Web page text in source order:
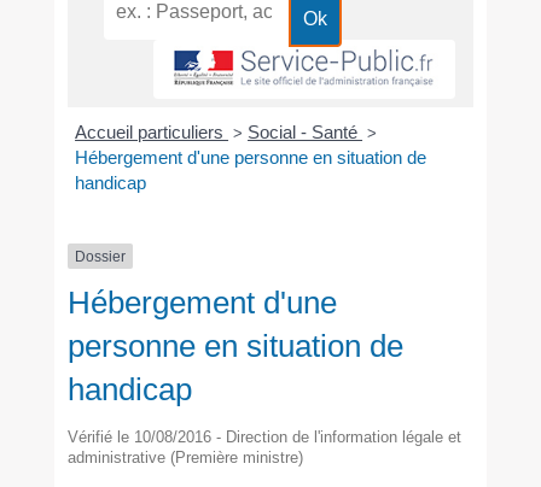
Accueil particuliers > Social - Santé >
Hébergement d'une personne en situation de
handicap
Dossier
Hébergement d'une
personne en situation de
handicap
Vérifié le 10/08/2016 - Direction de l'information légale et
administrative (Première ministre)